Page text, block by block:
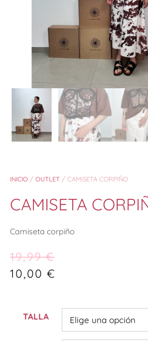
INICIO / OUTLET / CAMISETA CORPIÑO
CAMISETA
Camiseta corpiño
19,99€
10,00€
TALLA